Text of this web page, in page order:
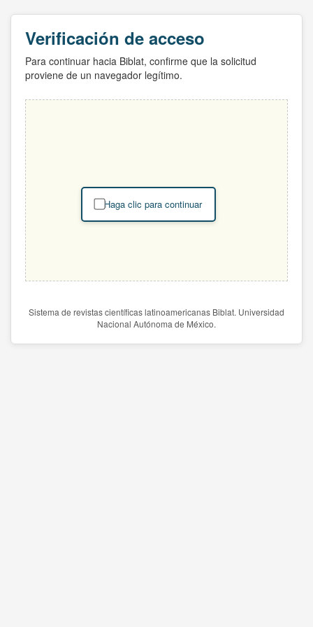
Verificación de acceso
Para continuar hacia Biblat, confirme que la solicitud
proviene de un navegador legítimo.
Haga clic para continuar
Sistema de revistas científicas latinoamericanas Biblat. Universidad
Nacional Autónoma de México.